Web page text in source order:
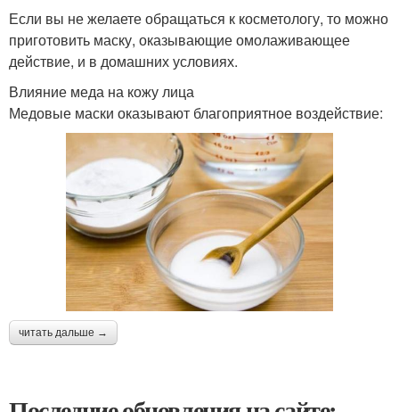
Если вы не желаете обращаться к косметологу, то можно
приготовить маску, оказывающие омолаживающее
действие, и в домашних условиях.
Влияние меда на кожу лица
Медовые маски оказывают благоприятное воздействие:
читать дальше →